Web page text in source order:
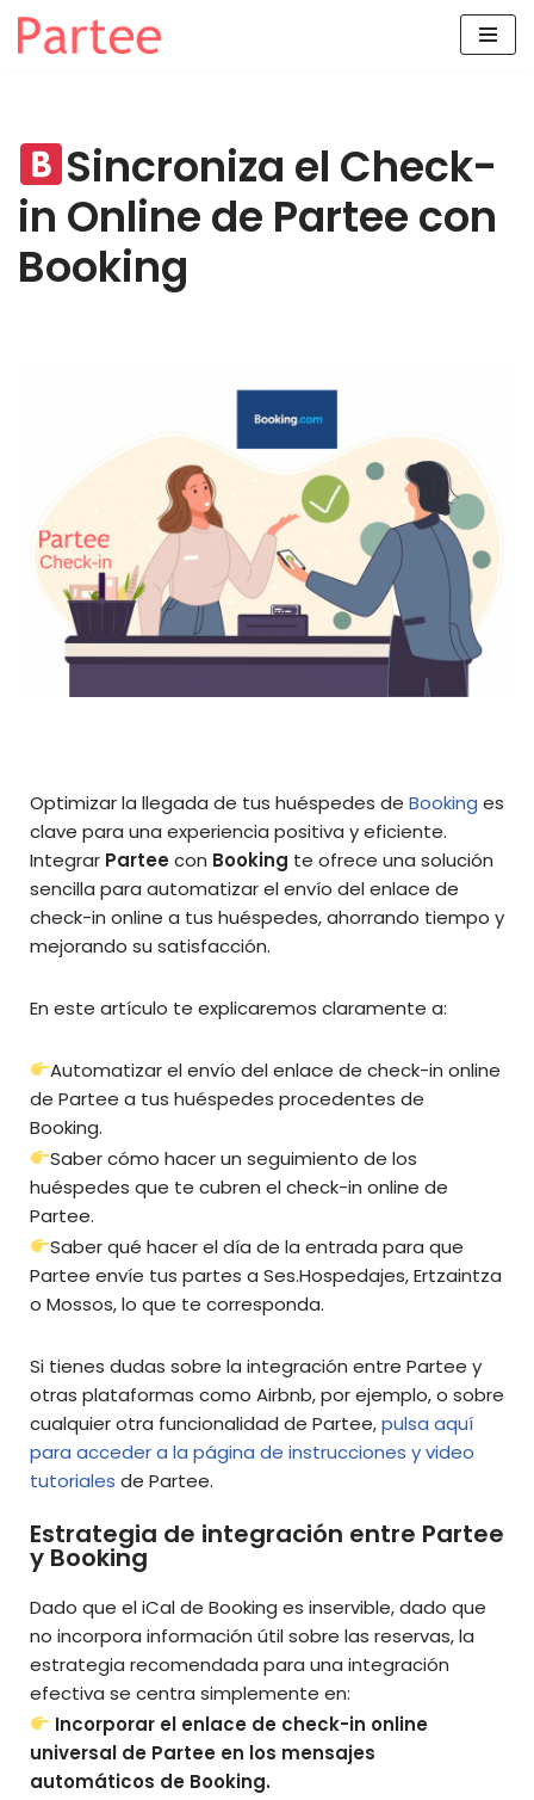
Sincroniza el Check-
in Online de Partee con
Booking
Optimizar la llegada de tus huéspedes de Booking es
clave para una experiencia positiva y eficiente.
Integrar Parteecon Booking te ofrece una solución
sencilla para automatizar el envío del enlace de
check-in online a tus huéspedes, ahorrando tiempo y
mejorando su satisfacción.
En este artículo te explicaremos claramente a:
Automatizar el envío del enlace de check-in online
de Partee a tus huéspedes procedentes de
Booking.
Saber cómo hacer un seguimiento de los
huéspedes que te cubren el check-in online de
Partee.
Saber qué hacer el día de la entrada para que
Partee envíe tus partes a Ses.Hospedajes, Ertzaintza
o Mossos, lo que te corresponda.
Si tienes dudas sobre la integración entre Partee y
otras plataformas como Airbnb, por ejemplo, o sobre
cualquier otra funcionalidad de Partee,pulsa aquí
para acceder a la página de instrucciones y video
tutoriales de Partee.
Estrategia de integración entre Partee
y Booking
Dado que el iCal de Booking es inservible, dado que
no incorpora información útil sobre las reservas, la
estrategia recomendada para una integración
efectiva se centra simplemente en:
Incorporar el enlace de check-in online
universal de Partee en los mensajes
automáticos de Booking.